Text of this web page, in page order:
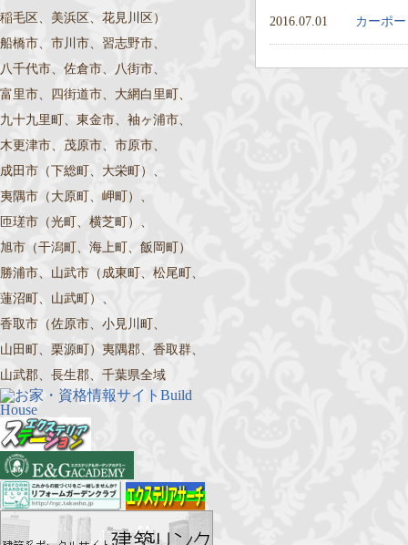
2016.07.01 カーポ
稲毛区、美浜区、花見川区）
船橋市、市川市、習志野市、
八千代市、佐倉市、八街市、
富里市、四街道市、大網白里町、
九十九里町、東金市、袖ヶ浦市、
木更津市、茂原市、市原市、
成田市（下総町、大栄町）、
夷隅市（大原町、岬町）、
匝瑳市（光町、横芝町）、
旭市（干潟町、海上町、飯岡町）
勝浦市、山武市（成東町、松尾町、
蓮沼町、山武町）、
香取市（佐原市、小見川町、
山田町、栗源町）夷隅郡、香取群、
山武郡、長生郡、千葉県全域